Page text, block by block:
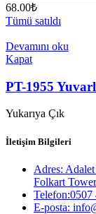
68.00₺
Tümü satıldı
Devamını oku
Kapat
PT-1955
Yukarıya Çık
İletişim Bilgileri
Adres:
Folkart
Telefon:0507
E-posta: